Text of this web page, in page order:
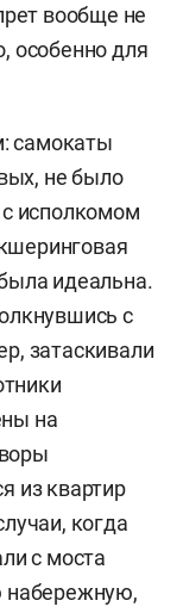
и услуг
до
система,
(белые
бокам и
вообще не
особенно для
самокаты
не было
исполкомом
идеальна.
с
затаскивали
на
из квартир
когда
с моста
набережную,